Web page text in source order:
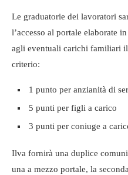
Le graduatorie dei lavoratori
l’accesso al portale elaborate
agli eventuali carichi familiari
criterio:
1 punto per anzianità di
5 punti per figli a carico
3 punti per coniuge a
Ilva fornirà una duplice
una a mezzo portale, la